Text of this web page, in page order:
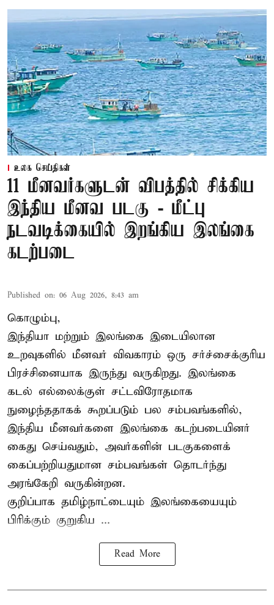
உலக செய்திகள்
11 மீனவர்களுடன் விபத்தில் சிக்கிய
இந்திய மீனவ படகு - மீட்பு
நடவடிக்கையில் இறங்கிய இலங்கை
கடற்படை
Published on: 06 Aug 2026, 8:43 am
கொழும்பு,
இந்தியா மற்றும் இலங்கை இடையிலான
உறவுகளில் மீனவர் விவகாரம் ஒரு சர்ச்சைக்குரிய
பிரச்சினையாக இருந்து வருகிறது. இலங்கை
கடல் எல்லைக்குள் சட்டவிரோதமாக
நுழைந்ததாகக் கூறப்படும் பல சம்பவங்களில்,
இந்திய மீனவர்களை இலங்கை கடற்படையினர்
கைது செய்வதும், அவர்களின் படகுகளைக்
கைப்பற்றியதுமான சம்பவங்கள் தொடர்ந்து
அரங்கேறி வருகின்றன.
குறிப்பாக தமிழ்நாட்டையும் இலங்கையையும்
பிரிக்கும் குறுகிய ...
Read More